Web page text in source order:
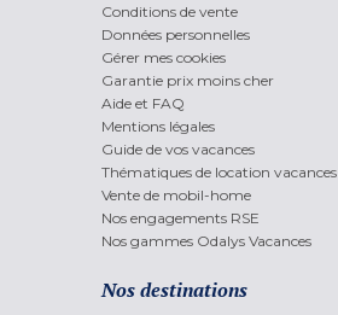
Conditions de vente
Données personnelles
Gérer mes cookies
Garantie prix moins cher
Aide et FAQ
Mentions légales
Guide de vos vacances
Thématiques de location vacances
Vente de mobil-home
Nos engagements RSE
Nos gammes Odalys Vacances
Nos destinations